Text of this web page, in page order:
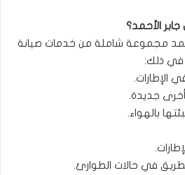
الأحمد؟
مجموعة شاملة من خدمات صيانة
في ذلك:
الإطارات.
جديدة.
بالهواء.
في حالات الطوارئ.